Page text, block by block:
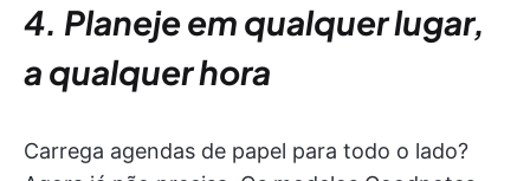
4. Planeje em qualquer lugar,
a qualquer hora
Carrega agendas de papel para todo o lado?